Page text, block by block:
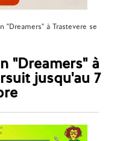
"Dreamers" à Trastevere se
"Dreamers" à
jusqu'au 7